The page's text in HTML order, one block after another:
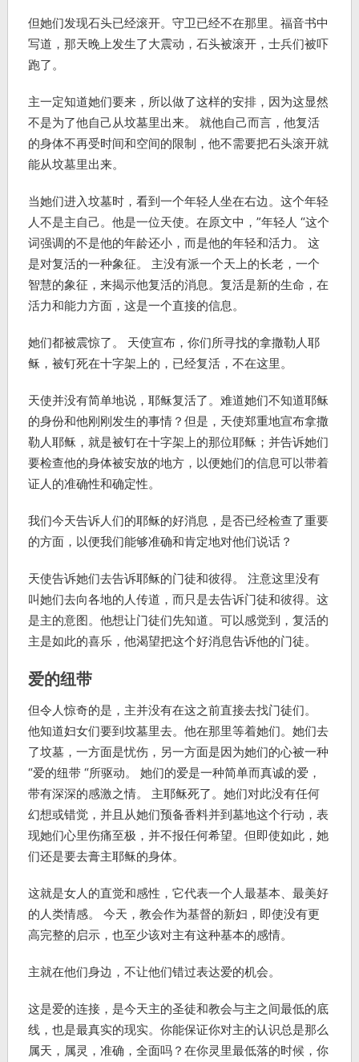
但她们发现石头已经滚开。守卫已经不在那里。福音书中
写道，那天晚上发生了大震动，石头被滚开，士兵们被吓
跑了。
主一定知道她们要来，所以做了这样的安排，因为这显然
不是为了他自己从坟墓里出来。 就他自己而言，他复活
的身体不再受时间和空间的限制，他不需要把石头滚开就
能从坟墓里出来。
当她们进入坟墓时，看到一个年轻人坐在右边。这个年轻
人不是主自己。他是一位天使。在原文中，”年轻人 “这个
词强调的不是他的年龄还小，而是他的年轻和活力。 这
是对复活的一种象征。 主没有派一个天上的长老，一个
智慧的象征，来揭示他复活的消息。复活是新的生命，在
活力和能力方面，这是一个直接的信息。
她们都被震惊了。 天使宣布，你们所寻找的拿撒勒人耶
稣，被钉死在十字架上的，已经复活，不在这里。
天使并没有简单地说，耶稣复活了。难道她们不知道耶稣
的身份和他刚刚发生的事情？但是，天使郑重地宣布拿撒
勒人耶稣，就是被钉在十字架上的那位耶稣；并告诉她们
要检查他的身体被安放的地方，以便她们的信息可以带着
证人的准确性和确定性。
我们今天告诉人们的耶稣的好消息，是否已经检查了重要
的方面，以便我们能够准确和肯定地对他们说话？
天使告诉她们去告诉耶稣的门徒和彼得。 注意这里没有
叫她们去向各地的人传道，而只是去告诉门徒和彼得。这
是主的意图。他想让门徒们先知道。可以感觉到，复活的
主是如此的喜乐，他渴望把这个好消息告诉他的门徒。
爱的纽带
但令人惊奇的是，主并没有在这之前直接去找门徒们。
他知道妇女们要到坟墓里去。他在那里等着她们。她们去
了坟墓，一方面是忧伤，另一方面是因为她们的心被一种
“爱的纽带 “所驱动。 她们的爱是一种简单而真诚的爱，
带有深深的感激之情。 主耶稣死了。她们对此没有任何
幻想或错觉，并且从她们预备香料并到墓地这个行动，表
现她们心里伤痛至极，并不报任何希望。但即使如此，她
们还是要去膏主耶稣的身体。
这就是女人的直觉和感性，它代表一个人最基本、最美好
的人类情感。 今天，教会作为基督的新妇，即使没有更
高完整的启示，也至少该对主有这种基本的感情。
主就在他们身边，不让他们错过表达爱的机会。
这是爱的连接，是今天主的圣徒和教会与主之间最低的底
线，也是最真实的现实。你能保证你对主的认识总是那么
属天，属灵，准确，全面吗？在你灵里最低落的时候，你